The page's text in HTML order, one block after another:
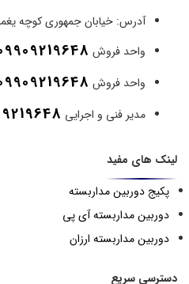
آدرس: خیابان جمهوری کوچه یغما پلاک
واحد فروش
واحد فروش
مدیر فنی و اجرایی
لینک های مفید
پکیج دوربین مداربسته
دوربین مداربسته آی پی
دوربین مداربسته ارزان
دسترسی سریع